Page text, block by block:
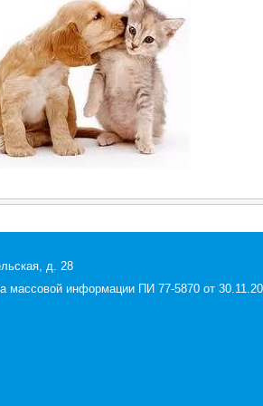
д. 28
информации ПИ 77-5870 от